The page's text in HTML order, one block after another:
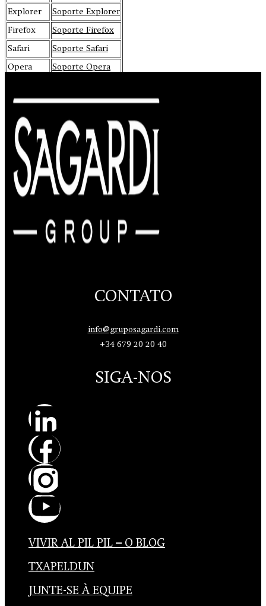
Explorer Soporte Explorer
Firefox Soporte Firefox
Safari Soporte Safari
Opera Soporte Opera
CONTATO
info@gruposagardi.com
+34 679 20 20 40
SIGA-NOS
VIVIR AL PIL PIL – O BLOG
TXAPELDUN
JUNTE-SE À EQUIPE